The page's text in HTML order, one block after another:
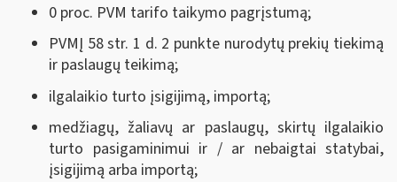
0 proc. PVM tarifo taikymo pagrįstumą;
PVMĮ 58 str. 1 d. 2 punkte nurodytų prekių tiekimą
ir paslaugų teikimą;
ilgalaikio turto įsigijimą, importą;
medžiagų, žaliavų ar paslaugų, skirtų ilgalaikio
turto pasigaminimui ir / ar nebaigtai statybai,
įsigijimą arba importą;